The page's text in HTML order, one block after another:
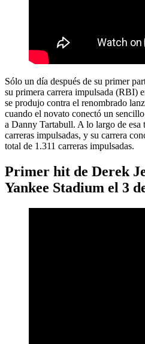
Sólo un día después de su primer
su primera carrera impulsada (RBI)
se produjo contra el renombrado
cuando el novato conectó un
a Danny Tartabull. A lo largo de esa
carreras impulsadas, y su carrera
total de 1.311 carreras impulsadas.
Primer hit de Derek
Yankee Stadium el 3